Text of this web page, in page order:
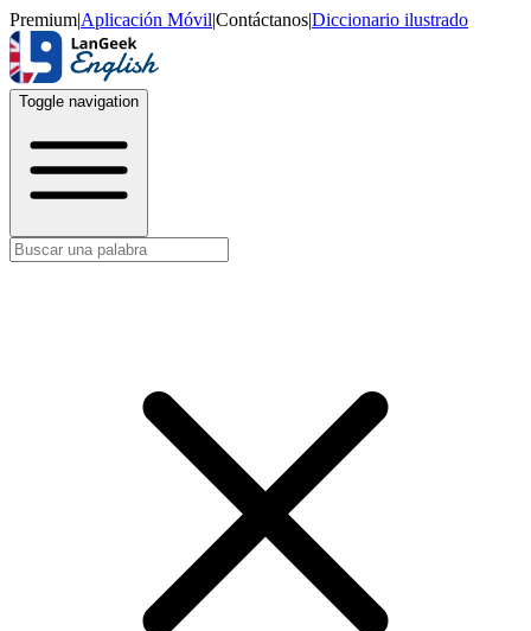
Premium|Aplicación Móvil|Contáctanos|Diccionario ilustrado
Toggle navigation